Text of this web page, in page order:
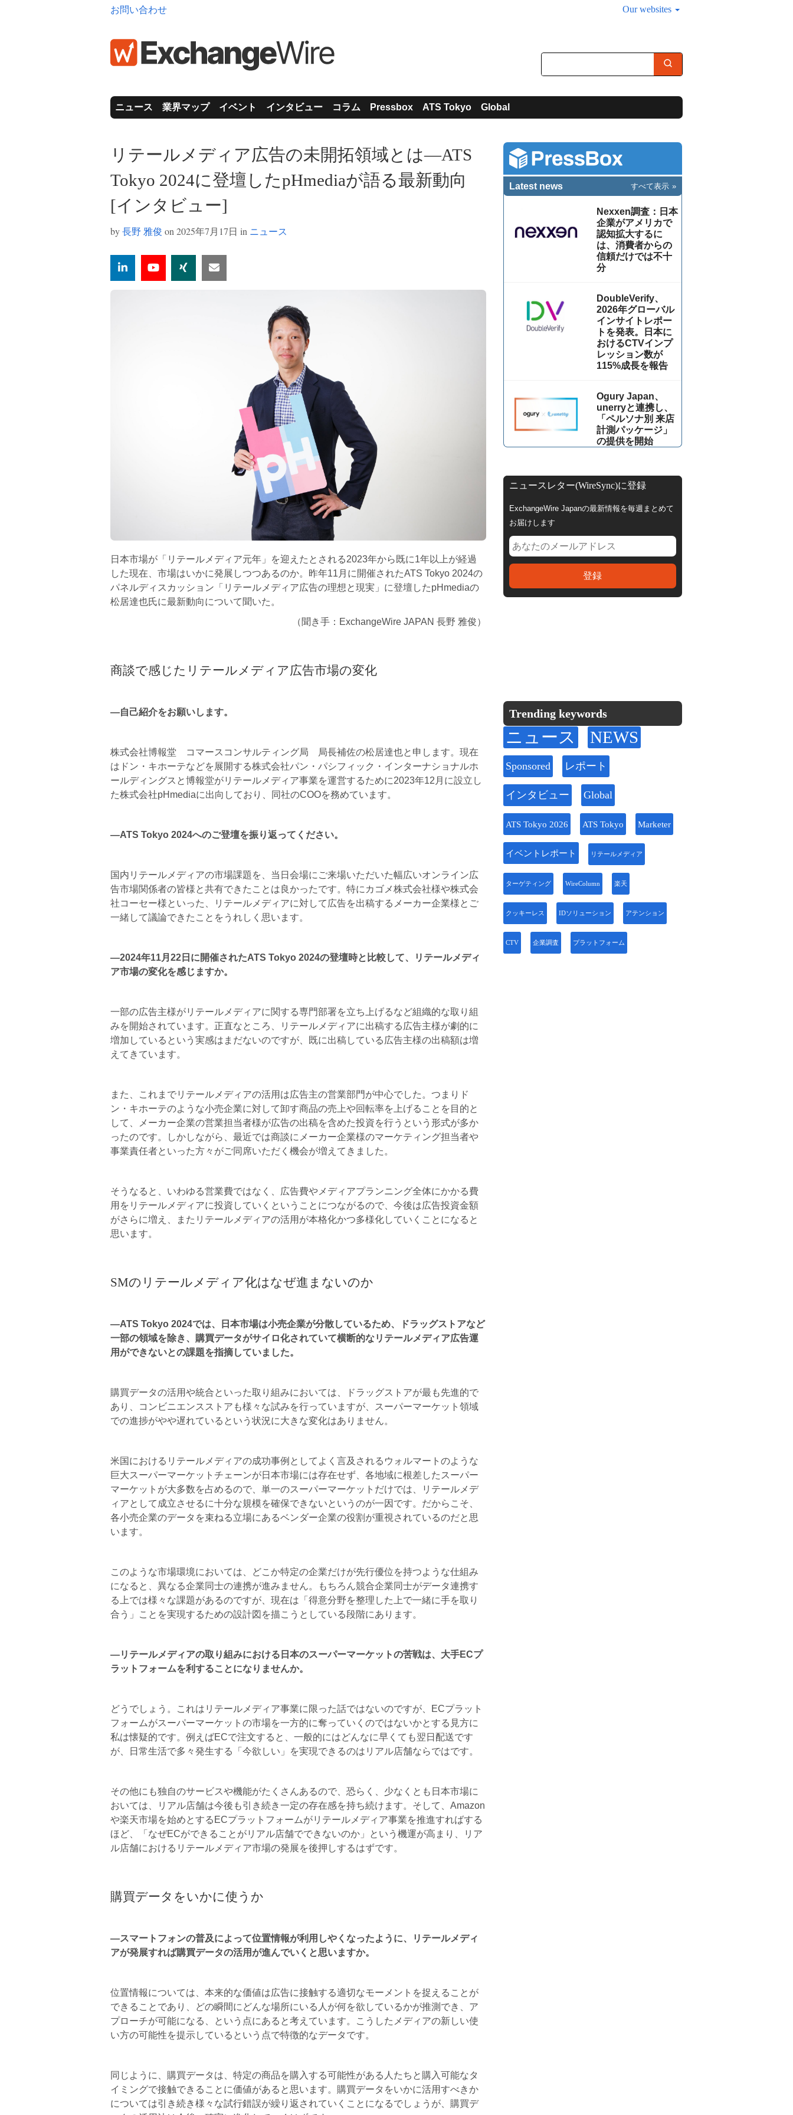
お問い合わせ Our websites
ニュース 業界マップ イベント インタビュー コラム Pressbox ATS Tokyo Global
リテールメディア広告の未開拓領域とは―ATS
Tokyo 2024に登壇したpHmediaが語る最新動向
[インタビュー]
by長野 雅俊 on 2025年7月17日 in ニュース
日本市場が「リテールメディア元年」を迎えたとされる2023年から既に1年以上が経過
した現在、市場はいかに発展しつつあるのか。昨年11月に開催されたATS Tokyo 2024の
パネルディスカッション「リテールメディア広告の理想と現実」に登壇したpHmediaの
松居達也氏に最新動向について聞いた。
（聞き手：ExchangeWire JAPAN 長野 雅俊）
商談で感じたリテールメディア広告市場の変化
―自己紹介をお願いします。
株式会社博報堂 コマースコンサルティング局 局長補佐の松居達也と申します。現在
はドン・キホーテなどを展開する株式会社パン・パシフィック・インターナショナルホ
ールディングスと博報堂がリテールメディア事業を運営するために2023年12月に設立し
た株式会社pHmediaに出向しており、同社のCOOを務めています。
―ATS Tokyo 2024へのご登壇を振り返ってください。
国内リテールメディアの市場課題を、当日会場にご来場いただいた幅広いオンライン広
告市場関係者の皆様と共有できたことは良かったです。特にカゴメ株式会社様や株式会
社コーセー様といった、リテールメディアに対して広告を出稿するメーカー企業様とご
一緒して議論できたことをうれしく思います。
―2024年11月22日に開催されたATS Tokyo 2024の登壇時と比較して、リテールメディ
ア市場の変化を感じますか。
一部の広告主様がリテールメディアに関する専門部署を立ち上げるなど組織的な取り組
みを開始されています。正直なところ、リテールメディアに出稿する広告主様が劇的に
増加しているという実感はまだないのですが、既に出稿している広告主様の出稿額は増
えてきています。
また、これまでリテールメディアの活用は広告主の営業部門が中心でした。つまりド
ン・キホーテのような小売企業に対して卸す商品の売上や回転率を上げることを目的と
して、メーカー企業の営業担当者様が広告の出稿を含めた投資を行うという形式が多か
ったのです。しかしながら、最近では商談にメーカー企業様のマーケティング担当者や
事業責任者といった方々がご同席いただく機会が増えてきました。
そうなると、いわゆる営業費ではなく、広告費やメディアプランニング全体にかかる費
用をリテールメディアに投資していくということにつながるので、今後は広告投資金額
がさらに増え、またリテールメディアの活用が本格化かつ多様化していくことになると
思います。
SMのリテールメディア化はなぜ進まないのか
―ATS Tokyo 2024では、日本市場は小売企業が分散しているため、ドラッグストアなど
一部の領域を除き、購買データがサイロ化されていて横断的なリテールメディア広告運
用ができないとの課題を指摘していました。
購買データの活用や統合といった取り組みにおいては、ドラッグストアが最も先進的で
あり、コンビニエンスストアも様々な試みを行っていますが、スーパーマーケット領域
での進捗がやや遅れているという状況に大きな変化はありません。
米国におけるリテールメディアの成功事例としてよく言及されるウォルマートのような
巨大スーパーマーケットチェーンが日本市場には存在せず、各地域に根差したスーパー
マーケットが大多数を占めるので、単一のスーパーマーケットだけでは、リテールメデ
ィアとして成立させるに十分な規模を確保できないというのが一因です。だからこそ、
各小売企業のデータを束ねる立場にあるベンダー企業の役割が重視されているのだと思
います。
このような市場環境においては、どこか特定の企業だけが先行優位を持つような仕組み
になると、異なる企業同士の連携が進みません。もちろん競合企業同士がデータ連携す
る上では様々な課題があるのですが、現在は「得意分野を整理した上で一緒に手を取り
合う」ことを実現するための設計図を描こうとしている段階にあります。
―リテールメディアの取り組みにおける日本のスーパーマーケットの苦戦は、大手ECプ
ラットフォームを利することになりませんか。
どうでしょう。これはリテールメディア事業に限った話ではないのですが、ECプラット
フォームがスーパーマーケットの市場を一方的に奪っていくのではないかとする見方に
私は懐疑的です。例えばECで注文すると、一般的にはどんなに早くても翌日配送です
が、日常生活で多々発生する「今欲しい」を実現できるのはリアル店舗ならではです。
その他にも独自のサービスや機能がたくさんあるので、恐らく、少なくとも日本市場に
おいては、リアル店舗は今後も引き続き一定の存在感を持ち続けます。そして、Amazon
や楽天市場を始めとするECプラットフォームがリテールメディア事業を推進すればする
ほど、「なぜECができることがリアル店舗でできないのか」という機運が高まり、リア
ル店舗におけるリテールメディア市場の発展を後押しするはずです。
購買データをいかに使うか
―スマートフォンの普及によって位置情報が利用しやくなったように、リテールメディ
アが発展すれば購買データの活用が進んでいくと思いますか。
位置情報については、本来的な価値は広告に接触する適切なモーメントを捉えることが
できることであり、どの瞬間にどんな場所にいる人が何を欲しているかが推測でき、ア
プローチが可能になる、という点にあると考えています。こうしたメディアの新しい使
い方の可能性を提示しているという点で特徴的なデータです。
同じように、購買データは、特定の商品を購入する可能性がある人たちと購入可能なタ
イミングで接触できることに価値があると思います。購買データをいかに活用すべきか
については引き続き様々な試行錯誤が繰り返されていくことになるでしょうが、購買デ
Latest news すべて表示
Nexxen調査：日本
企業がアメリカで
認知拡大するに
は、消費者からの
信頼だけでは不十
分
DoubleVerify、
2026年グローバル
インサイトレポー
トを発表。日本に
おけるCTVインプ
レッション数が
115%成⻑を報告
Ogury Japan、
unerryと連携し、
「ペルソナ別 来店
計測パッケージ」
の提供を開始
ニュースレター(WireSync)に登録
ExchangeWire Japanの最新情報を毎週まとめて
お届けします
Trending keywords
ニュース NEWS
Sponsored レポート
インタビュー Global
ATS Tokyo 2026 ATS Tokyo Marketer
イベントレポート リテールメディア
ターゲティング WireColumn 楽天
クッキーレス IDソリューション アテンション
CTV 企業調査 プラットフォーム